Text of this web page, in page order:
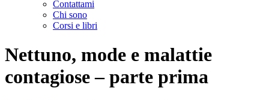
Contattami
Chi sono
Corsi e libri
Nettuno, mode e malattie
contagiose – parte prima